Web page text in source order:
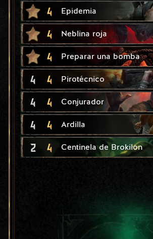
4 Epidemia
4 Neblina roja
4 Preparar una bomba
4 4 Pirotécnico
4 4 Conjurador
4 4 Ardilla
2 4 Centinela de Brokilon